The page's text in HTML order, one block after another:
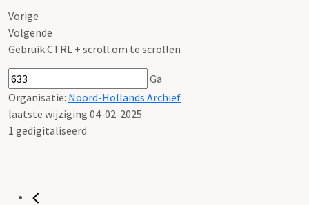
Vorige
Volgende
Gebruik CTRL + scroll om te scrollen
Ga
Organisatie: Noord-Hollands Archief
laatste wijziging 04-02-2025
1 gedigitaliseerd